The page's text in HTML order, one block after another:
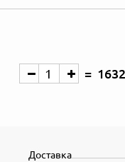
Доставка